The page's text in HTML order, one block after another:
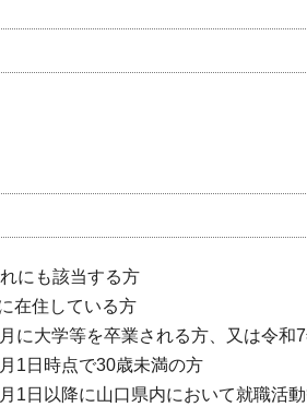
にも該当する方
在住している方
に大学等を卒業される方、又は令
1日時点で30歳未満の方
1日以降に山口県内において就職活